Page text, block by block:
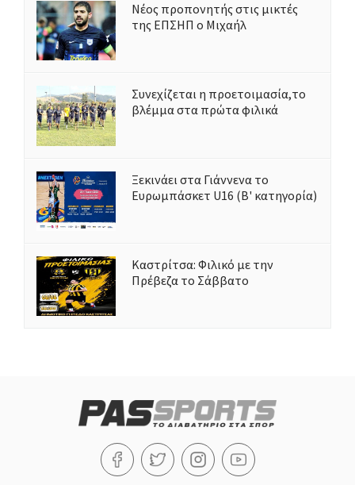
Νέος προπονητής στις μικτές
της ΕΠΣΗΠ ο Μιχαήλ
Συνεχίζεται η προετοιμασία,το
βλέμμα στα πρώτα φιλικά
Ξεκινάει στα Γιάννενα το
Ευρωμπάσκετ U16 (Β' κατηγορία)
Καστρίτσα: Φιλικό με την
Πρέβεζα το Σάββατο